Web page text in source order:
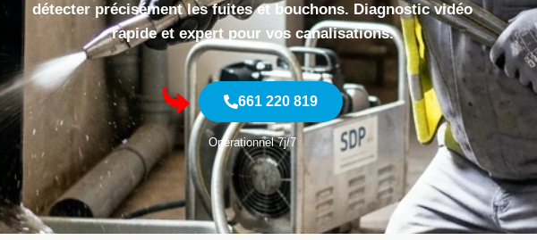
détecter précisément les fuites et bouchons. Diagnostic vidéo
rapide et expert pour vos canalisations.
661 220 819
Opérationnel 7j/7